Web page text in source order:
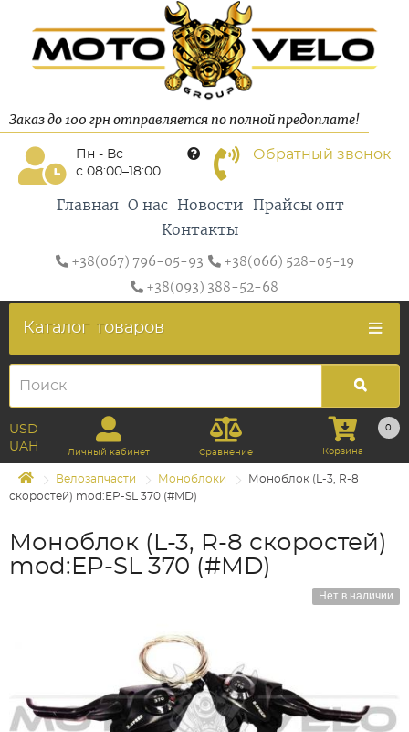
Заказ до 100 грн отправляется по полной предоплате!
Пн - Вс
с 08:00–18:00
Обратный звонок
Главная О нас Новости
Прайсы опт
Контакты
+38(067) 796-05-93
+38(066) 528-05-19
+38(093) 388-52-68
Каталог товаров
USD
UAH
Личный кабинет Сравнение
0
Корзина
Велозапчасти Моноблоки
Моноблок (L-3, R-8
скоростей) mod:EP-SL 370 (#MD)
Моноблок (L-3, R-8 скоростей)
mod:EP-SL 370 (#MD)
Нет в наличии